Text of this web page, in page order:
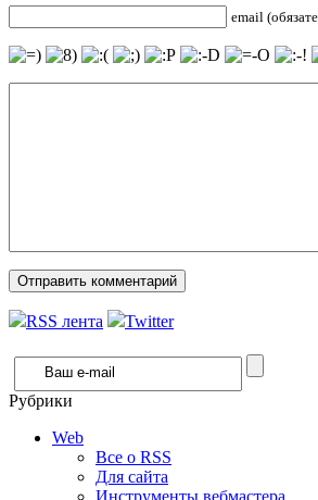
email
RSS лента
Twitter
Рубрики
Web
Все о RSS
Для сайта
Инструменты вебмастера